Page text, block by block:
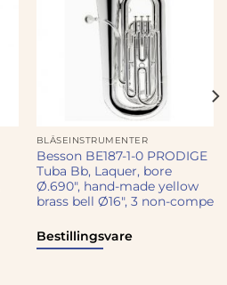
BLÅSEINSTRUMENTER
Besson BE187-1-0 PRODIGE
Tuba Bb, Laquer, bore
Ø.690″, hand-made yellow
brass bell Ø16″, 3 non-compe
Bestillingsvare